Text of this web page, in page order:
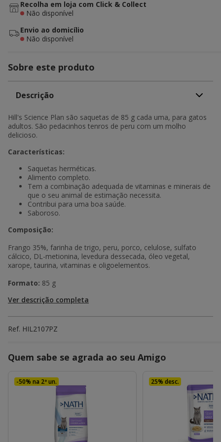
Recolha em loja com Click & Collect
Não disponível
Envio ao domicílio
Não disponível
Sobre este produto
Descrição
Hill's Science Plan são saquetas de 85 g cada uma, para gatos
adultos. São pedacinhos tenros de peru com um molho
delicioso.
Características:
Saquetas herméticas.
Alimento completo.
Tem a combinação adequada de vitaminas e minerais de
que o seu animal de estimação necessita.
Contribui para uma boa saúde.
Saboroso.
Composição:
Frango 35%, farinha de trigo, peru, porco, celulose, sulfato
cálcico, DL-metionina, levedura dessecada, óleo vegetal,
xarope, taurina, vitaminas e oligoelementos.
Formato: 85 g
Ver descrição completa
Ref. HIL2107PZ
Quem sabe se agrada ao seu Amigo
-50% na 2ª un. 25% desc.